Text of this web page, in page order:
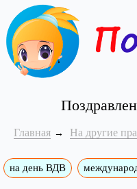
Главная На другие
на день ВДВ